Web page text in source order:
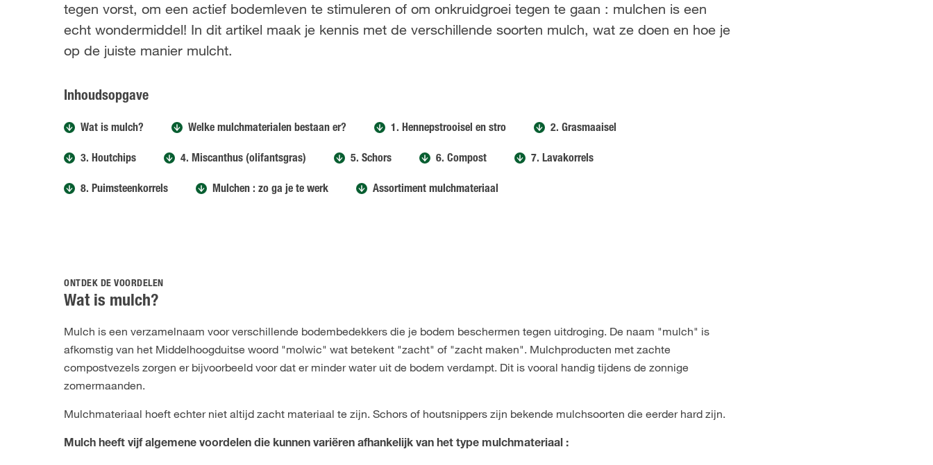
tegen vorst, om een actief bodemleven te stimuleren of om onkruidgroei tegen te gaan : mulchen is een
echt wondermiddel! In dit artikel maak je kennis met de verschillende soorten mulch, wat ze doen en hoe je
op de juiste manier mulcht.
Inhoudsopgave
Wat is mulch? Welke mulchmaterialen bestaan er? 1. Hennepstrooisel en stro 2. Grasmaaisel
3. Houtchips 4. Miscanthus (olifantsgras) 5. Schors 6. Compost 7. Lavakorrels
8. Puimsteenkorrels Mulchen : zo ga je te werk Assortiment mulchmateriaal
ONTDEK DE VOORDELEN
Wat is mulch?
Mulch is een verzamelnaam voor verschillende bodembedekkers die je bodem beschermen tegen uitdroging. De naam "mulch" is
afkomstig van het Middelhoogduitse woord "molwic" wat betekent "zacht" of "zacht maken". Mulchproducten met zachte
compostvezels zorgen er bijvoorbeeld voor dat er minder water uit de bodem verdampt. Dit is vooral handig tijdens de zonnige
zomermaanden.
Mulchmateriaal hoeft echter niet altijd zacht materiaal te zijn. Schors of houtsnippers zijn bekende mulchsoorten die eerder hard zijn.
Mulch heeft vijf algemene voordelen die kunnen variëren afhankelijk van het type mulchmateriaal :